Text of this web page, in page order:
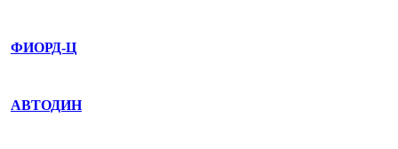
ФИОРД-Ц
АВТОДИН